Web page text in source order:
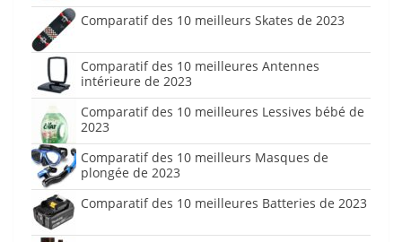
Comparatif des 10 meilleurs Skates de 2023
Comparatif des 10 meilleures Antennes
intérieure de 2023
Comparatif des 10 meilleures Lessives bébé de
2023
Comparatif des 10 meilleurs Masques de
plongée de 2023
Comparatif des 10 meilleures Batteries de 2023